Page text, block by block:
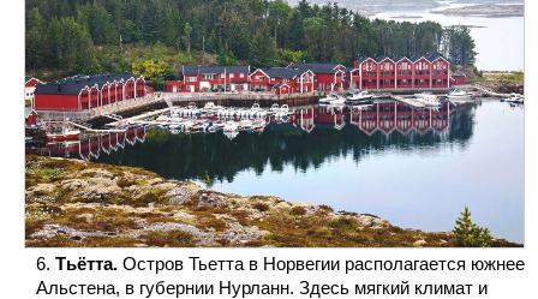
Тьётта. Остров Тьетта в Норвегии располагается южнее
Альстена, в губернии Нурланн. Здесь мягкий климат и